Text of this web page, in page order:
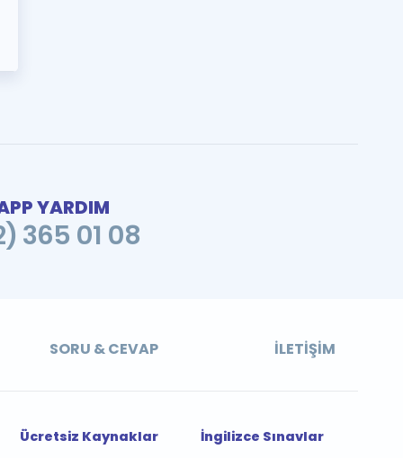
YARDIM
365 01 08
SORU & CEVAP İLETIŞIM
Ücretsiz Kaynaklar
İngilizce Sınavlar